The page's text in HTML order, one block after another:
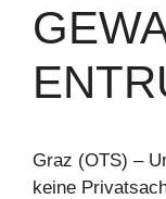
Graz (OTS) –
keine